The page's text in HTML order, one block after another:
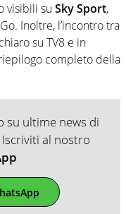
visibili su Sky Sport,
Inoltre, l’incontro tra
su TV8 e in
completo della
su ultime news di
al nostro